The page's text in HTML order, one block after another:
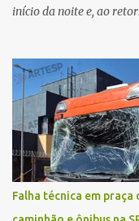
início da noite e, ao
jovem apresentava
Falha técnica em